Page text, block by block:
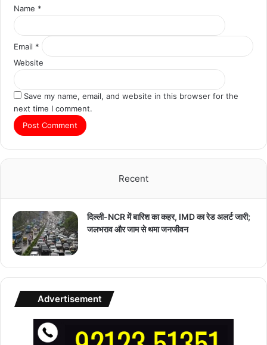
Name *
Email *
Website
Save my name, email, and website in this browser for the
next time I comment.
Recent
दिल्ली-NCR में बारिश का कहर, IMD का रेड अलर्ट जारी;
जलभराव और जाम से थमा जनजीवन
Advertisement